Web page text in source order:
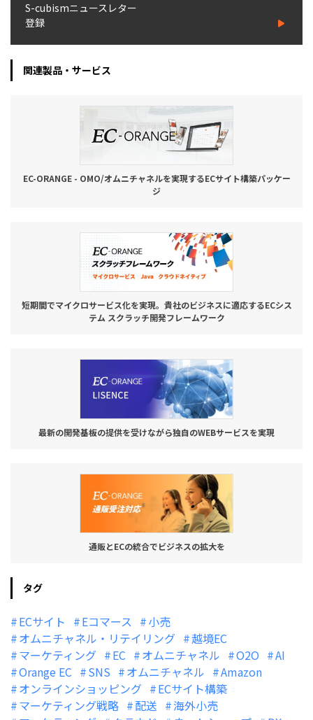
S-cubismニュースレター
登録
関連製品・サービス
EC-ORANGE - OMO/オムニチャネルを実現するECサイト構築パッケー
ジ
短期間でマイクロサービス化を実現。貴社のビジネスに適応するECシス
テム スクラッチ開発フレームワーク
最新の開発基板の提供を受けながら独自のWEBサービスを実現
通販とECの統合でビジネスの拡大を
タグ
ECサイト Eコマース
小売
オムニチャネル・リテイリング
越境EC
マーケティング
EC オムニチャネル O2O
AI
Orange EC
SNS オムニチャネル
Amazon
オンラインショッピング
ECサイト構築
マーケティング戦略
配送
海外小売